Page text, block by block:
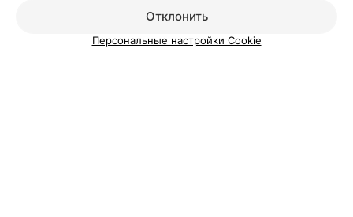
Отклонить
Персональные настройки Cookie